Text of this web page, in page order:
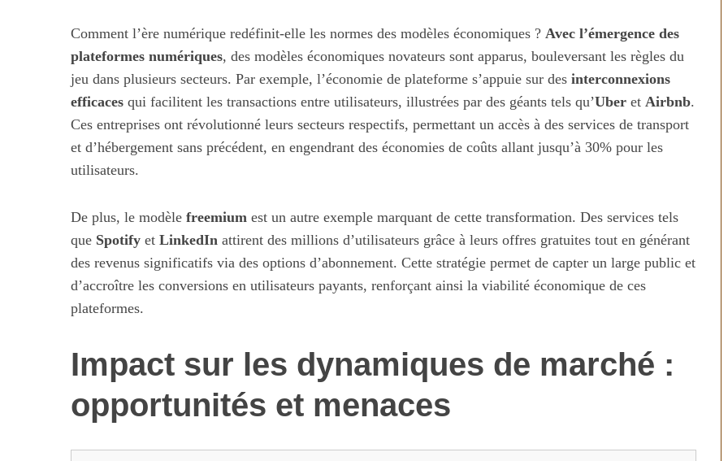
Comment l’ère numérique redéfinit-elle les normes des modèles économiques ? Avec l’émergence des
plateformes numériques, des modèles économiques novateurs sont apparus, bouleversant les règles du
jeu dans plusieurs secteurs. Par exemple, l’économie de plateforme s’appuie sur des interconnexions
efficaces qui facilitent les transactions entre utilisateurs, illustrées par des géants tels qu’Uber et Airbnb.
Ces entreprises ont révolutionné leurs secteurs respectifs, permettant un accès à des services de transport
et d’hébergement sans précédent, en engendrant des économies de coûts allant jusqu’à 30% pour les
utilisateurs.
De plus, le modèle freemium est un autre exemple marquant de cette transformation. Des services tels
que Spotify et LinkedIn attirent des millions d’utilisateurs grâce à leurs offres gratuites tout en générant
des revenus significatifs via des options d’abonnement. Cette stratégie permet de capter un large public et
d’accroître les conversions en utilisateurs payants, renforçant ainsi la viabilité économique de ces
plateformes.
Impact sur les dynamiques de marché :
opportunités et menaces